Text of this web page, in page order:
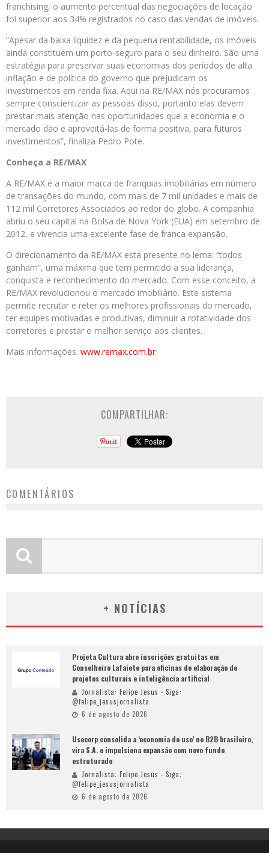
franchising, o aumento percentual das negociações de locação
foi superior aos 34% registrados no caso das vendas de imóveis.
“Apesar da baixa liquidez e da pequena rentabilidade, os imóveis
ainda constituem um porto-seguro para o seu dinheiro. São uma
estratégia para preservar suas economias dos períodos de alta
inflação e de política do governo que prejudicam os
investimentos em renda fixa. Aqui na RE/MAX nós procuramos
sempre conscientizar as pessoas disso, portanto elas devem
prestar mais atenção nas oportunidades que a economia e o
mercado dão e aproveitá-las de forma positiva, para futuros
investimentos”, finaliza Pedro Pote.
Conheça a RE/MAX
A RE/MAX é a maior marca de franquias imobiliárias em número
de transações do mundo, com mais de 7 mil unidades e mais de
112 mil Corretores Associados ao redor do globo. A companhia
abriu o seu capital na Bolsa de Nova York (EUA) em setembro de
2012, e vivencia uma excelente fase de franca expansão.
O direcionamento da RE/MAX está presente no lema: “todos
ganham”, uma máxima que tem permitido a sua liderança,
conquista e reconhecimento do mercado. Com esse conceito, a
RE/MAX revolucionou o mercado imobiliário. Este sistema
permite recrutar e reter os melhores profissionais do mercado,
ter equipes motivadas e produtivas, diminuir a rotatividade dos
corretores e prestar o melhor serviço aos clientes.
Mais informações: www.remax.com.br
COMPARTILHAR:
COMENTÁRIOS
+ NOTÍCIAS
Projeta Cultura abre inscrições gratuitas em
Conselheiro Lafaiete para oficinas de elaboração de
projetos culturais e inteligência artificial
Jornalista: Felipe Jesus - Siga:
@felipe_jesusjornalista
6 de agosto de 2026
Usecorp consolida a ‘economia do uso’ no B2B brasileiro,
vira S.A. e impulsiona expansão com novo fundo
estruturado
Jornalista: Felipe Jesus - Siga:
@felipe_jesusjornalista
6 de agosto de 2026